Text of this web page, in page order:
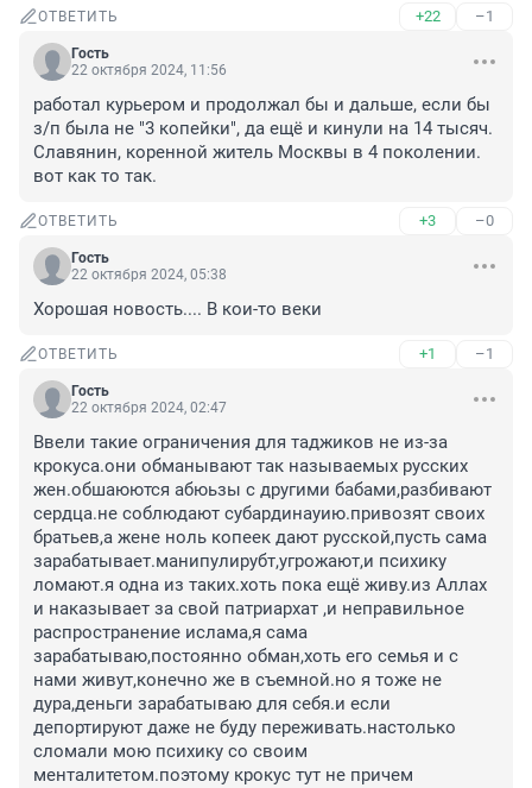
ОТВЕТИТЬ +22 –1
Гость
22 октября 2024, 11:56
работал курьером и продолжал бы и дальше, если бы
з/п была не "3 копейки", да ещё и кинули на 14 тысяч.
Славянин, коренной житель Москвы в 4 поколении.
вот как то так.
ОТВЕТИТЬ +3 –0
Гость
22 октября 2024, 05:38
Хорошая новость.... В кои-то веки
ОТВЕТИТЬ +1 –1
Гость
22 октября 2024, 02:47
Ввели такие ограничения для таджиков не из-за
крокуса.они обманывают так называемых русских
жен.обшаюются абюьзы с другими бабами,разбивают
сердца.не соблюдают субардинауию.привозят своих
братьев,а жене ноль копеек дают русской,пусть сама
зарабатывает.манипулирубт,угрожают,и психику
ломают.я одна из таких.хоть пока ещё живу.из Аллах
и наказывает за свой патриархат ,и неправильное
распространение ислама,я сама
зарабатываю,постоянно обман,хоть его семья и с
нами живут,конечно же в съемной.но я тоже не
дура,деньги зарабатываю для себя.и если
депортируют даже не буду переживать.настолько
сломали мою психику со своим
менталитетом.поэтому крокус тут не причем